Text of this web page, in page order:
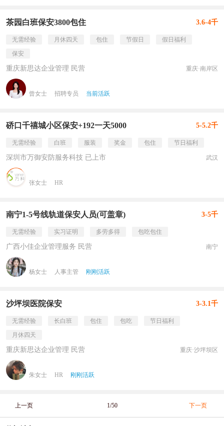
茶园白班保安3800包住 3.6-4千
无需经验 月休四天 包住 节假日
假日福利
保安
重庆新思达企业管理 民营 重庆·南岸区
曾女士 招聘专员 当前活跃
硚口千禧城小区保安+192一天5000 5-5.2千
无需经验 白班 服装 奖金 包住 节日福利
深圳市万御安防服务科技 已上市 武汉
张女士 HR
南宁1-5号线轨道保安人员(可盖章) 3-5千
无需经验 实习证明 多劳多得 包吃包住
广西小佳企业管理服务 民营 南宁
杨女士 人事主管 刚刚活跃
沙坪坝医院保安 3-3.1千
无需经验 长白班 包住 包吃
节日福利
月休四天
重庆新思达企业管理 民营 重庆·沙坪坝区
朱女士 HR 刚刚活跃
上一页 1/50 下一页